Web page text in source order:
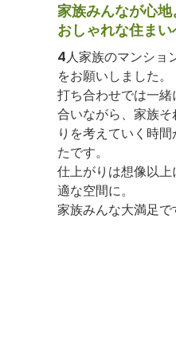
家族みんなが心地
おしゃれな住まい
4人家族のマンショ
をお願いしました。
打ち合わせでは一
合いながら、家族そ
りを考えていく時
たです。
仕上がりは想像以
適な空間に。
家族みんな大満足で